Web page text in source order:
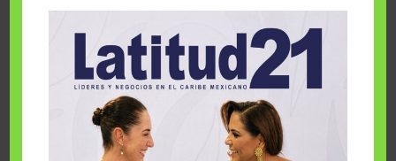
Cuando la solidaridad inspira; cumplen
sueños Fairmont Mayakoba y Make-A-Wish